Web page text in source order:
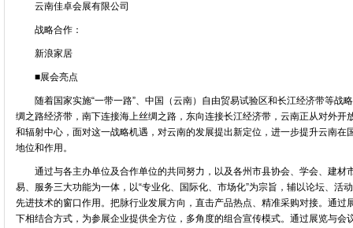
云南佳卓会展有限公司
战略合作：
新浪家居
■展会亮点
随着国家实施“一带一路”、中国（云南）自由贸易试验区和长江经济带等战
绸之路经济带，南下连接海上丝绸之路，东向连接长江经济带，云南正从对外开
和辐射中心，面对这一战略机遇，对云南的发展提出新定位，进一步提升云南在
地位和作用。
通过与各主办单位及合作单位的共同努力，以及各州市县协会、学会、建材
易、服务三大功能为一体，以“专业化、国际化、市场化”为宗旨，辅以论坛、活
先进技术的窗口作用。把脉行业发展方向，直击产品热点、精准采购对接。通过
下相结合方式，为参展企业提供全方位，多角度的组合宣传模式。通过展览与会